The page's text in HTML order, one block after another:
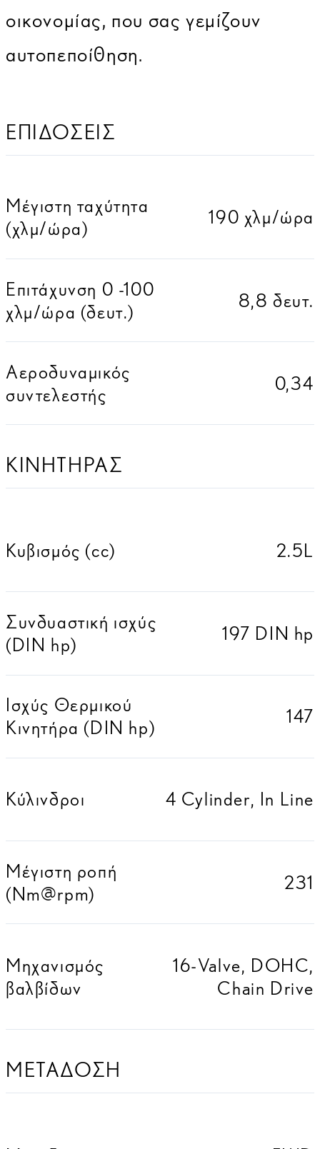
οικονομίας, που σας γεμίζουν
αυτοπεποίθηση.
ΕΠΙΔΟΣΕΙΣ
Μέγιστη ταχύτητα
(χλμ/ώρα)
190 χλμ/ώρα
Επιτάχυνση 0 -100
χλμ/ώρα (δευτ.)
8,8 δευτ.
Αεροδυναμικός
συντελεστής
0,34
ΚΙΝΗΤΗΡΑΣ
Κυβισμός (cc) 2.5L
Συνδυαστική ισχύς
(DIN hp)
197 DIN hp
Ισχύς Θερμικού
Κινητήρα (DIN hp)
147
Κύλινδροι 4 Cylinder, In Line
Μέγιστη ροπή
(Nm@rpm)
231
Μηχανισμός
βαλβίδων
16-Valve, DOHC,
Chain Drive
ΜΕΤΑΔΟΣΗ